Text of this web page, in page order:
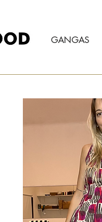
GANGAS